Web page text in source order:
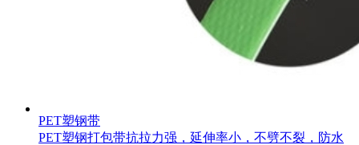
PET塑钢带
PET塑钢打包带抗拉力强，延伸率小，不劈不裂，防水